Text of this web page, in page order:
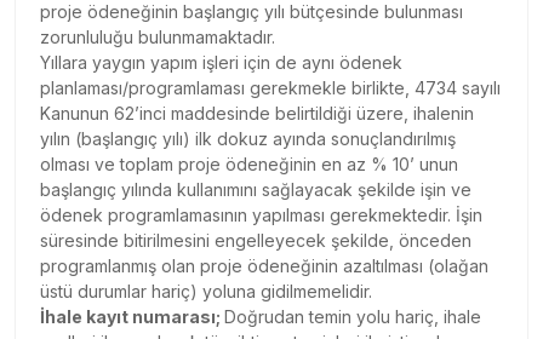
proje ödeneğinin başlangıç yılı bütçesinde bulunması
zorunluluğu bulunmamaktadır.
Yıllara yaygın yapım işleri için de aynı ödenek
planlaması/programlaması gerekmekle birlikte, 4734 sayılı
Kanunun 62’inci maddesinde belirtildiği üzere, ihalenin
yılın (başlangıç yılı) ilk dokuz ayında sonuçlandırılmış
olması ve toplam proje ödeneğinin en az % 10’ unun
başlangıç yılında kullanımını sağlayacak şekilde işin ve
ödenek programlamasının yapılması gerekmektedir. İşin
süresinde bitirilmesini engelleyecek şekilde, önceden
programlanmış olan proje ödeneğinin azaltılması (olağan
üstü durumlar hariç) yoluna gidilmemelidir.
İhale kayıt numarası; Doğrudan temin yolu hariç, ihale